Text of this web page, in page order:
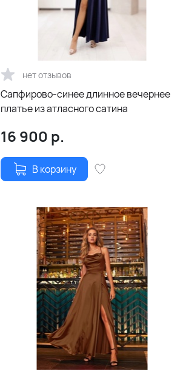
нет отзывов
Сапфирово-синее длинное вечернее
платье из атласного сатина
16 900 р.
В корзину